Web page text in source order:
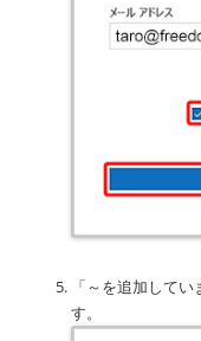
「～を追加して
す。